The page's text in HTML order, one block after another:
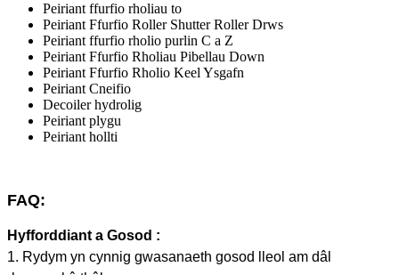
Peiriant ffurfio rholiau to
Peiriant Ffurfio Roller Shutter Roller Drws
Peiriant ffurfio rholio purlin C a Z
Peiriant Ffurfio Rholiau Pibellau Down
Peiriant Ffurfio Rholio Keel Ysgafn
Peiriant Cneifio
Decoiler hydrolig
Peiriant plygu
Peiriant hollti
FAQ:
Hyfforddiant a Gosod :
1. Rydym yn cynnig gwasanaeth gosod lleol am dâl